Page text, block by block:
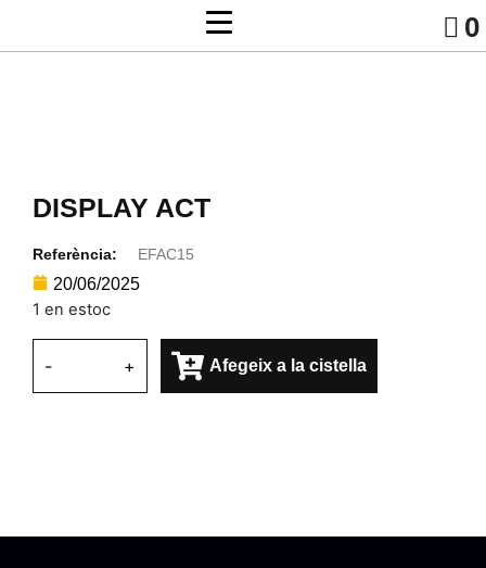
0
DISPLAY ACT
Referència: EFAC15
20/06/2025
1 en estoc
- + Afegeix a la cistella